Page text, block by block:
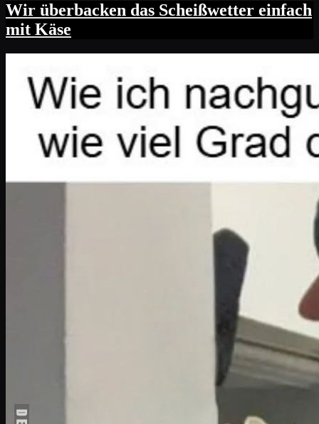
Wir überbacken das Scheißwetter einfach
mit Käse